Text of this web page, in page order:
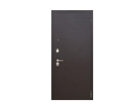
выбрать